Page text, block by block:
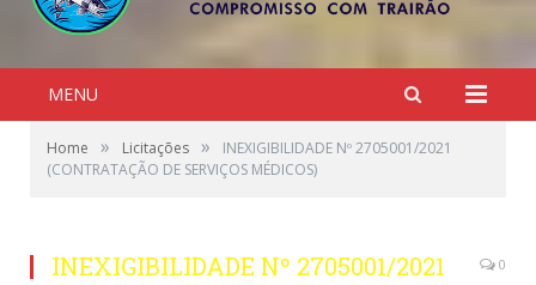
MENU
Home » Licitações »
INEXIGIBILIDADE Nº 2705001/2021
(CONTRATAÇÃO DE SERVIÇOS MÉDICOS)
INEXIGIBILIDADE Nº 2705001/2021
0